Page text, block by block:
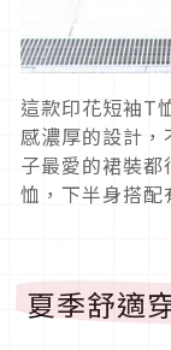
這款印花短袖T
感濃厚的設計
子最愛的裙裝
恤，下半身搭
夏季舒適